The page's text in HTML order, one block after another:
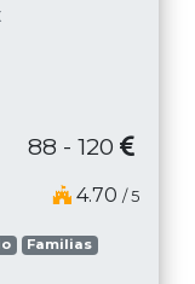
88 - 120
4.70 / 5
Familias